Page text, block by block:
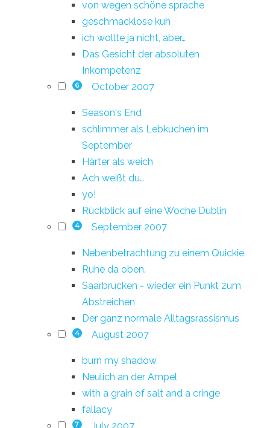
von wegen schöne sprache
geschmacklose kuh
ich wollte ja nicht, aber…
Das Gesicht der absoluten
Inkompetenz
6 October 2007
Season's End
schlimmer als Lebkuchen im
September
Härter als weich
Ach weißt du…
yo!
Rückblick auf eine Woche Dublin
4 September 2007
Nebenbetrachtung zu einem Quickie
Ruhe da oben.
Saarbrücken - wieder ein Punkt zum
Abstreichen
Der ganz normale Alltagsrassismus
4 August 2007
burn my shadow
Neulich an der Ampel
with a grain of salt and a cringe
fallacy
7 July 2007